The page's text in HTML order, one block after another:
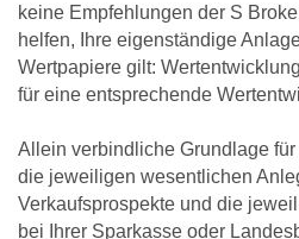
keine Empfehlungen der S
helfen, Ihre eigenständige
Wertpapiere gilt:
für eine entsprechende
Allein verbindliche Grundlage
die jeweiligen wesentlichen
Verkaufsprospekte und die
bei Ihrer Sparkasse oder